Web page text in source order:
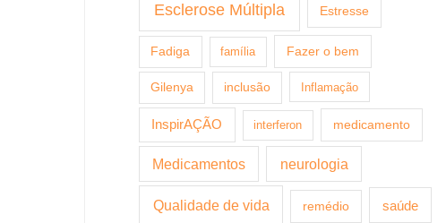
Esclerose Múltipla Estresse
Fadiga família Fazer o bem
Gilenya inclusão Inflamação
InspirAÇÃO interferon medicamento
Medicamentos neurologia
Qualidade de vida remédio saúde